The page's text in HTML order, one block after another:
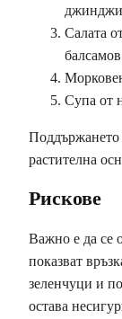
Салата
Супа от
Поддържането
растителна
Рискове
Важно е да се
показват
зеленчуци и
остава